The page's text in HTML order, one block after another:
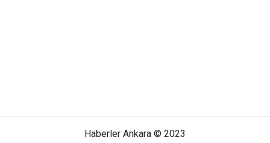
Haberler Ankara © 2023